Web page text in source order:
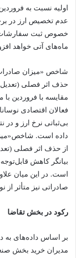
اولیه نسبت به
عدم تخصیص ارز در
خصوص ثبت سفارشات
ماه‌های آتی خواهد
شاخص «میزان صادرات
فعالان اقتصادی
بی‌ثباتی نرخ ارز و در
داده است.
است. در این میان
صادراتی نیز متأثر
رکود در بخش تقاضا
بر اساس داده‌های